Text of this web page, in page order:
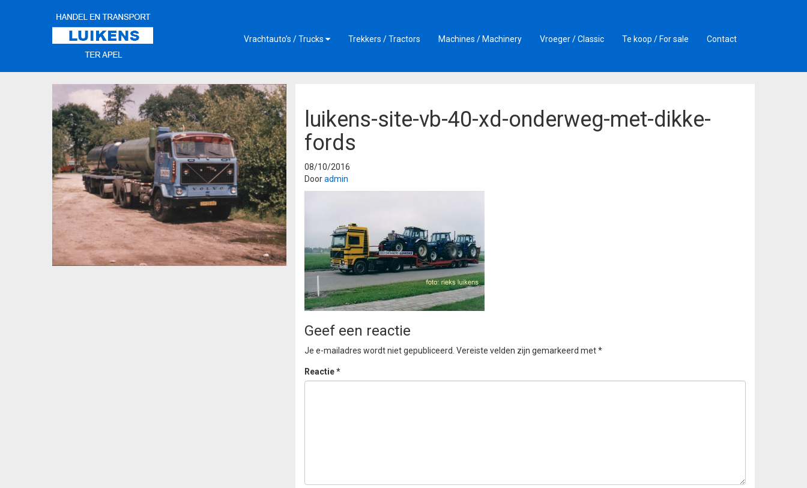
Vrachtauto’s / Trucks Trekkers / Tractors Machines / Machinery Vroeger / Classic Te koop / For sale Contact
luikens-site-vb-40-xd-onderweg-met-dikke-
fords
08/10/2016
Dooradmin
Geef een reactie
Je e-mailadres wordt niet gepubliceerd. Vereiste velden zijn gemarkeerd met*
Reactie*